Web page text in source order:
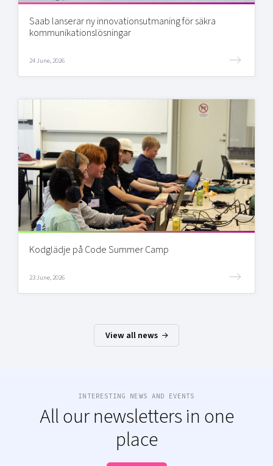
Saab lanserar ny innovationsutmaning för säkra
kommunikationslösningar
24 June, 2026
Kodglädje på Code Summer Camp
23 June, 2026
View all news
INTERESTING NEWS AND EVENTS
All our newsletters in one
place